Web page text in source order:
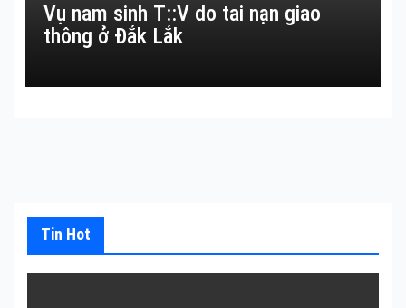
Vụ nam sinh T::V do tai nạn giao
thông ở Đắk Lắk
Tin Hot